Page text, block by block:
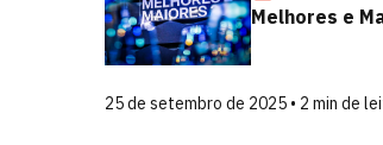
Melhores e
25 de setembro de 2025 • 2 min de